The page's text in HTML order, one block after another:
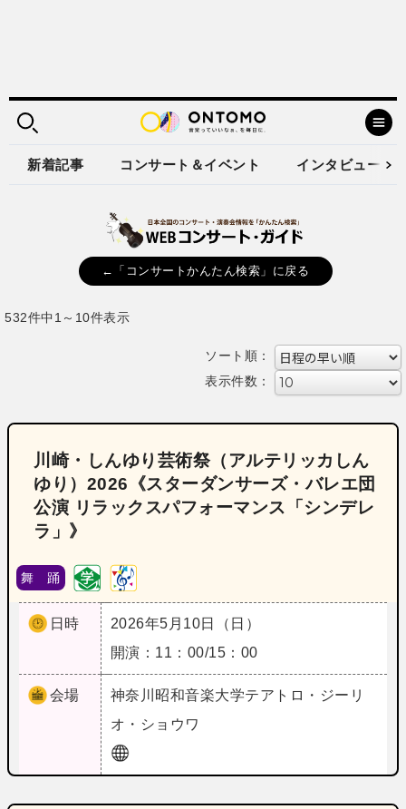
新着記事 コンサート＆イベント インタビュー
←「コンサートかんたん検索」に戻る
532件中1～10件表示
ソート順：
表示件数：
川崎・しんゆり芸術祭（アルテリッカしん
ゆり）2026《スターダンサーズ・バレエ団
公演 リラックスパフォーマンス「シンデレ
ラ」》
舞 踊
日時
2026年5月10日（日）
開演：11：00/15：00
会場 神奈川 昭和音楽大学テアトロ・ジーリ
オ・ショウワ